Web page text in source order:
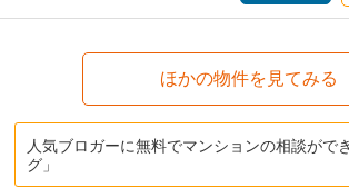
ほかの物件を見てみる
人気ブロガーに無料でマンションの相談がで
グ」